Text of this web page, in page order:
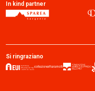
In kind partner
Si ringraziano